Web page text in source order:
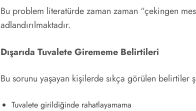
Bu problem literatürde zaman zaman “çekingen
adlandırılmaktadır.
Dışarıda Tuvalete Girememe Belirtileri
Bu sorunu yaşayan kişilerde sıkça görülen belirtiler
Tuvalete girildiğinde rahatlayamama